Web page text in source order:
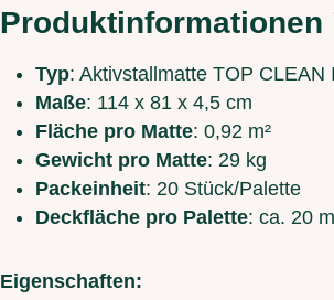
Produktinformationen
Typ: Aktivstallmatte TOP CLEAN
Maße: 114 x 81 x 4,5 cm
Fläche pro Matte: 0,92 m²
Gewicht pro Matte: 29 kg
Packeinheit: 20 Stück/Palette
Deckfläche pro Palette: ca. 20
Eigenschaften: